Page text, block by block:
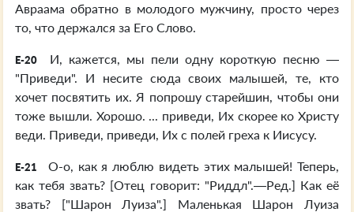
Авраама обратно в молодого мужчину, просто через
то, что держался за Его Слово.
E-20
И, кажется, мы пели одну короткую песню —
"Приведи". И несите сюда своих малышей, те, кто
хочет посвятить их. Я попрошу старейшин, чтобы они
тоже вышли. Хорошо. ... приведи, Их скорее ко Христу
веди. Приведи, приведи, Их с полей греха к Иисусу.
E-21
О-о, как я люблю видеть этих малышей! Теперь,
как тебя звать? [Отец говорит: "Риддл".—Ред.] Как её
звать? ["Шарон Луиза".] Маленькая Шарон Луиза